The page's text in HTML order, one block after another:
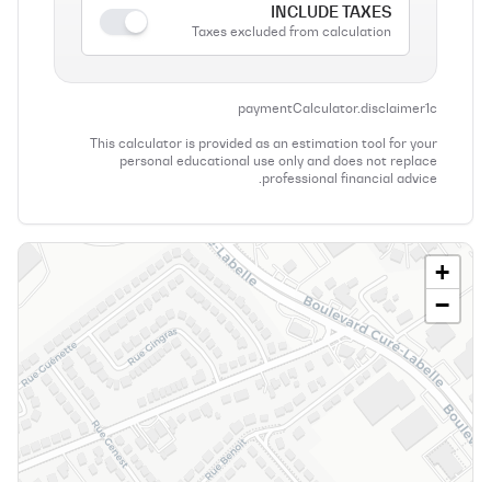
INCLUDE TAXES
Taxes excluded from calculation
paymentCalculator.disclaimer1c
This calculator is provided as an estimation tool for your
personal educational use only and does not replace
professional financial advice.
+
−